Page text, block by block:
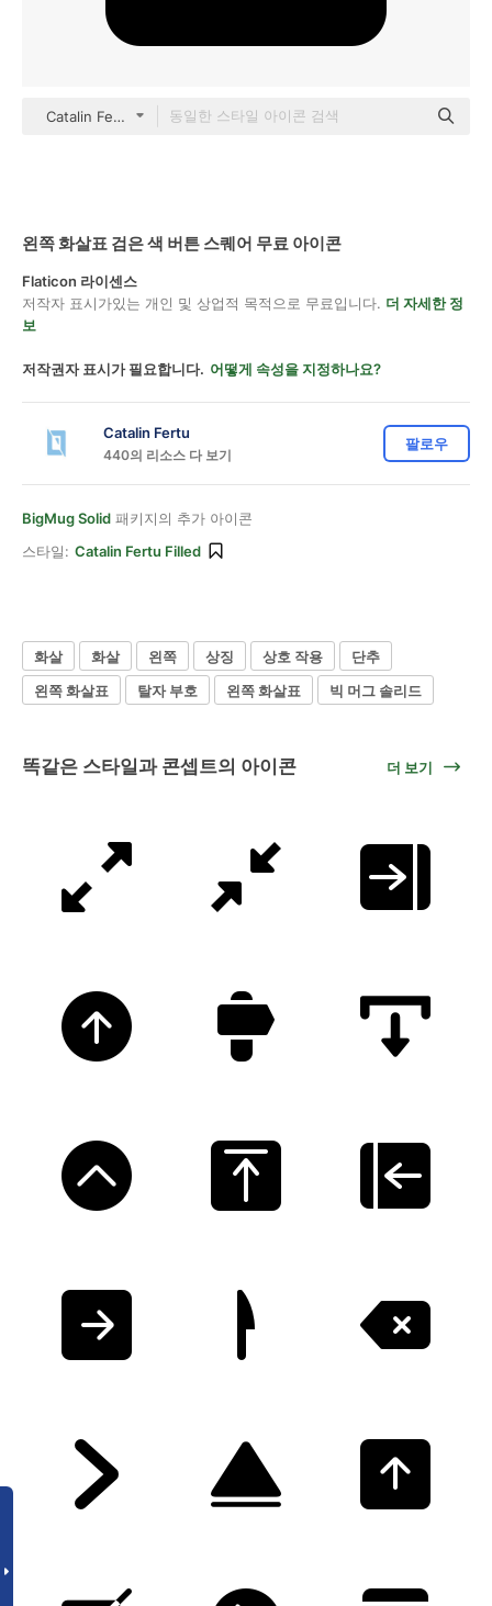
Catalin Fertu Filled
왼쪽 화살표 검은 색 버튼 스퀘어 무료 아이콘
Flaticon 라이센스
저작자 표시가있는 개인 및 상업적 목적으로 무료입니다. 더 자세한 정
보
저작권자 표시가 필요합니다. 어떻게 속성을 지정하나요?
Catalin Fertu
440의 리소스 다 보기
팔로우
BigMug Solid 패키지의 추가 아이콘
스타일: Catalin Fertu Filled
화살 화살 왼쪽 상징 상호 작용
단추
왼쪽 화살표
탈자 부호 왼쪽 화살표 빅 머그 솔리드
똑같은 스타일과 콘셉트의 아이콘 더 보기